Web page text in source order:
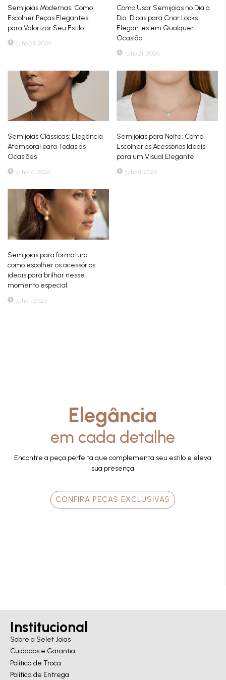
Semijoias Modernas: Como
Escolher Peças Elegantes
para Valorizar Seu Estilo
julho 28, 2026
Como Usar Semijoias no Dia a
Dia: Dicas para Criar Looks
Elegantes em Qualquer
Ocasião
julho 21, 2026
Semijoias Clássicas: Elegância
Atemporal para Todas as
Ocasiões
julho 14, 2026
Semijoias para Noite: Como
Escolher os Acessórios Ideais
para um Visual Elegante
julho 8, 2026
Semijoias para formatura:
como escolher os acessórios
ideais para brilhar nesse
momento especial
julho 1, 2026
Elegância
em cada detalhe
Encontre a peça perfeita que complementa seu estilo e eleva
sua presença
CONFIRA PEÇAS EXCLUSIVAS
Institucional
Sobre a Selet Joias
Cuidados e Garantia
Política de Troca
Política de Entrega